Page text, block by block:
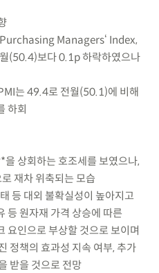
Managers‘ Index,
(50.4)보다 0.1p 하락하였으나
는 49.4로 전월(50.1)에 비해
하회
상회하는 호조세를 보였으나,
재차 위축되는 모습
등 대외 불확실성이 높아지고
등 원자재 가격 상승에 따른
요인으로 부상할 것으로 보이며
정책의 효과성 지속 여부, 추가
받을 것으로 전망